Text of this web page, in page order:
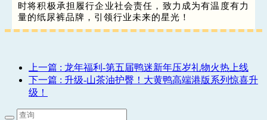
时将积极承担履行企业社会责任，致力成为有温度有力
量的纸尿裤品牌，引领行业未来的星光！
上一篇 : 龙年福利-第五届鸭迷新年压岁礼物火热上线
下一篇 : 升级-山茶油护臀！大黄鸭高端港版系列惊喜升
级！